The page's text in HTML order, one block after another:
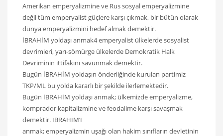
Amerikan emperyalizmine ve Rus sosyal emperyalizmine
değil tüm emperyalist güçlere karşı çıkmak, bir bütün olarak
dünya emperyalizmini hedef almak demektir.
İBRAHİM yoldaşı anmak4 emperyalist ülkelerde sosyalist
devrimieri, yarı-sömürge ülkelerde Demokratik Halk
Devriminin ittifakını savunmak demektir.
Bugün İBRAHİM yoldaşın önderliğinde kurulan partimiz
TKP/ML bu yolda kararlı bir şekilde ilerlemektedir.
Bugün İBRAHİM yoldaşı anmak; ülkemizde emperyalizme,
komprador kapitalizmine ve feodalime karşı savaşmak
demektir. İBRAHİM’İ
anmak; emperyalizmin uşağı olan hakim sınıfların devletinin